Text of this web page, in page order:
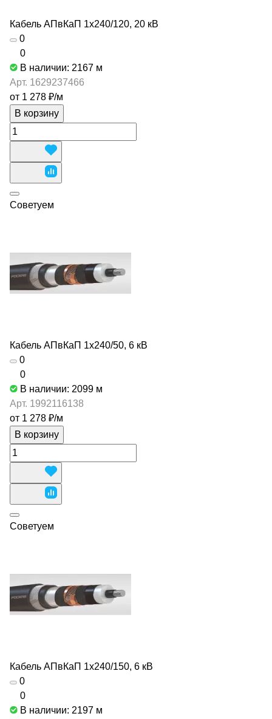
Кабель АПвКаП 1х240/120, 20 кВ
0
0
В наличии: 2167 м
Арт. 1629237466
от 1 278 ₽/м
В корзину
Советуем
Кабель АПвКаП 1х240/50, 6 кВ
0
0
В наличии: 2099 м
Арт. 1992116138
от 1 278 ₽/м
В корзину
Советуем
Кабель АПвКаП 1х240/150, 6 кВ
0
0
В наличии: 2197 м